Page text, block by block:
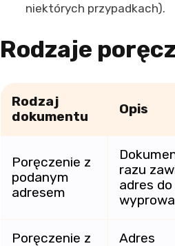
niektórych przypadkach).
Rodzaje
Rodzaj
dokumentu
Opis
Poręczenie z
podanym
adresem
razu
adres do
Poręczenie z
Adres